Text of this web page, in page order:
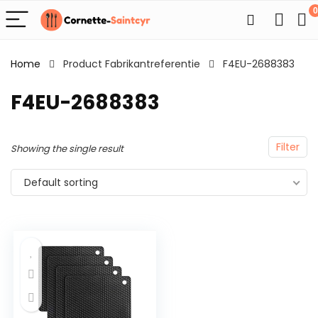
0
Home Product Fabrikantreferentie F4EU-2688383
F4EU-2688383
Filter
Showing the single result
Default sorting